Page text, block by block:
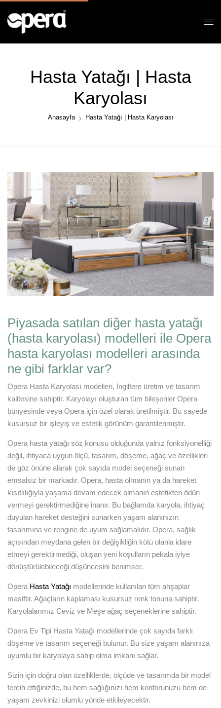
Hasta Yatağı | Hasta
Karyolası
Anasayfa Hasta Yatağı | Hasta Karyolası
Piyasada satılan diğer hasta yatağı
(hasta karyolası) modelleri ile Opera
hasta karyolası modelleri arasında
ne gibi farklar var?
Opera Hasta Karyolası modelleri, İngiltere üretim ve tasarım
kalitesine sahiptir. Karyolayı oluşturan tüm bileşenler Opera
bünyesinde veya Opera için özel olarak üretilmiştir. Bu sayede
kusursuz bir işleyiş ve estetik görünüm garantilenmiştir.
Opera hasta yatağı söz konusu olduğunda yalnız fonksiyonelliği
değil, ihtiyaca uygun ölçü, tasarım, döşeme, ağaç ve özellikleri
de göz önüne alarak çok sayıda model seçeneği sunan
emsalsiz bir markadır. Opera, hasta olmanın ya da hareket
kısıtlılığıyla yaşama devam edecek olmanın estetikten ödün
vermeyi gerektirmediğine inanır. Bu bağlamda karyola, ihtiyaç
duyulan hareket desteğini sunarken yaşam alanınızın
tasarımına ve rengine de uyum sağlamalıdır. Opera, sağlık
açısından meydana gelen bir değişikliğin kötü olanla idare
etmeyi gerektirmediği, oluşan yeni koşulların pekala iyiye
dönüştürülebileceği düşüncesini benimser.
Opera Hasta Yatağı modellerinde kullanılan tüm ahşaplar
masiftir. Ağaçların kaplaması kusursuz renk tonuna sahiptir.
Karyolalarımız Ceviz ve Meşe ağaç seçeneklerine sahiptir.
Opera Ev Tipi Hasta Yatağı modellerinde çok sayıda farklı
döşeme ve tasarım seçeneği bulunur. Bu size yaşam alanınıza
uyumlu bir karyolaya sahip olma imkanı sağlar.
Sizin için doğru olan özelliklerde, ölçüde ve tasarımda bir model
tercih ettiğinizde, bu hem sağlığınızı hem konforunuzu hem de
yaşam zevkinizi olumlu yönde etkileyecektir.